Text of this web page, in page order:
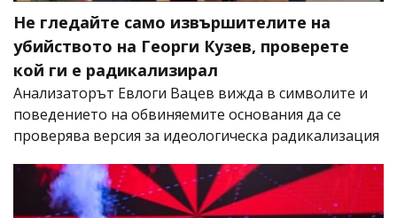
Не гледайте само извършителите на
убийството на Георги Кузев, проверете
кой ги е радикализирал
Анализаторът Евлоги Вацев вижда в символите и
поведението на обвиняемите основания да се
проверява версия за идеологическа радикализация